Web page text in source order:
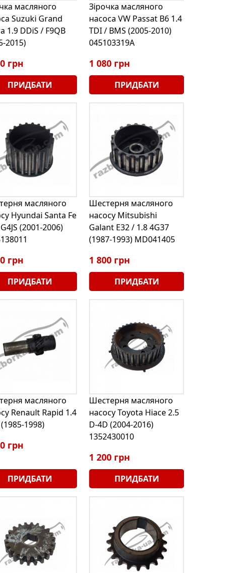
масляного
Suzuki Grand
1.9 DDiS / F9QB
2015)
грн
ПРИДБАТИ
Зірочка масляного
насоса VW Passat B6 1.4
TDI / BMS (2005-2010)
045103319A
1 080 грн
ПРИДБАТИ
масляного
Hyundai Santa Fe
(2001-2006)
грн
ПРИДБАТИ
Шестерня масляного
насосу Mitsubishi
Galant E32 / 1.8 4G37
(1987-1993) MD041405
1 800 грн
ПРИДБАТИ
масляного
Renault Rapid 1.4
(1985-1998)
грн
ПРИДБАТИ
Шестерня масляного
насосу Toyota Hiace 2.5
D-4D (2004-2016)
1352430010
1 200 грн
ПРИДБАТИ